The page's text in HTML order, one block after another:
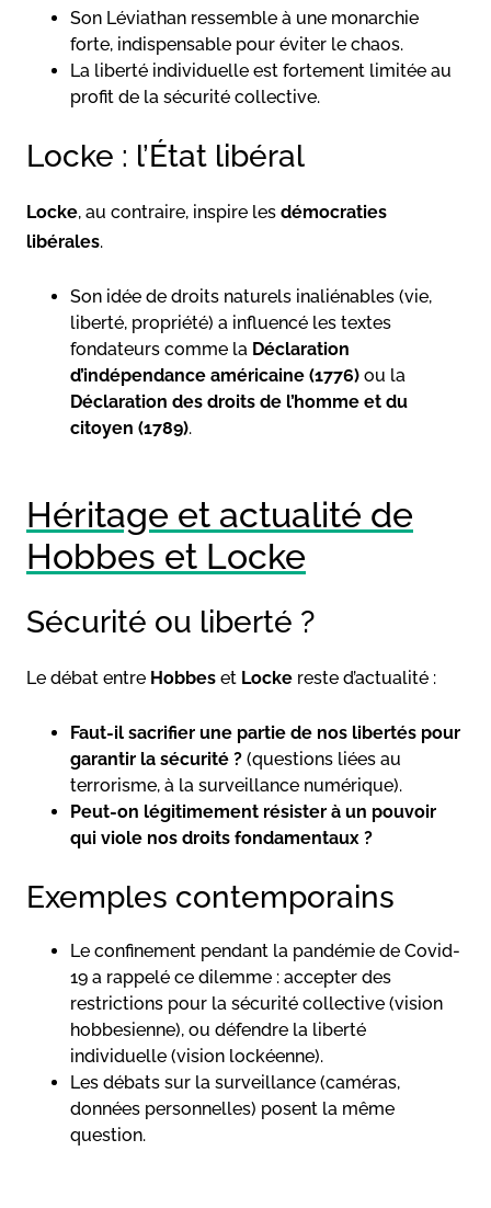
Son Léviathan ressemble à une monarchie
forte, indispensable pour éviter le chaos.
La liberté individuelle est fortement limitée au
profit de la sécurité collective.
Locke : l’État libéral
Locke, au contraire, inspire les démocraties
libérales.
Son idée de droits naturels inaliénables (vie,
liberté, propriété) a influencé les textes
fondateurs comme la Déclaration
d’indépendance américaine (1776) ou la
Déclaration des droits de l’homme et du
citoyen (1789).
Héritage et actualité de
Hobbes et Locke
Sécurité ou liberté ?
Le débat entre Hobbes et Locke reste d’actualité :
Faut-il sacrifier une partie de nos libertés pour
garantir la sécurité ? (questions liées au
terrorisme, à la surveillance numérique).
Peut-on légitimement résister à un pouvoir
qui viole nos droits fondamentaux ?
Exemples contemporains
Le confinement pendant la pandémie de Covid-
19 a rappelé ce dilemme : accepter des
restrictions pour la sécurité collective (vision
hobbesienne), ou défendre la liberté
individuelle (vision lockéenne).
Les débats sur la surveillance (caméras,
données personnelles) posent la même
question.